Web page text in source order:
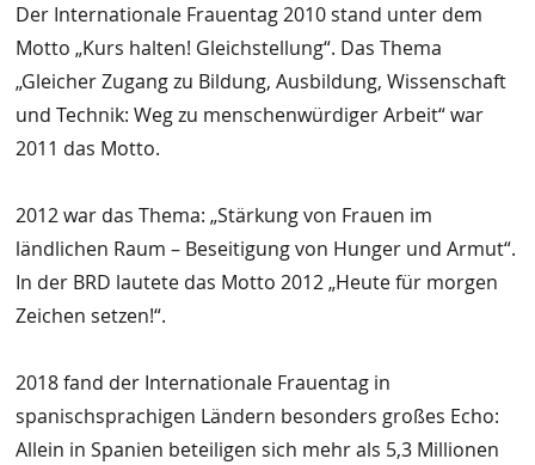
Der Internationale Frauentag 2010 stand unter dem
Motto „Kurs halten! Gleichstellung“. Das Thema
„Gleicher Zugang zu Bildung, Ausbildung, Wissenschaft
und Technik: Weg zu menschenwürdiger Arbeit“ war
2011 das Motto.
2012 war das Thema: „Stärkung von Frauen im
ländlichen Raum – Beseitigung von Hunger und Armut“.
In der BRD lautete das Motto 2012 „Heute für morgen
Zeichen setzen!“.
2018 fand der Internationale Frauentag in
spanischsprachigen Ländern besonders großes Echo:
Allein in Spanien beteiligen sich mehr als 5,3 Millionen